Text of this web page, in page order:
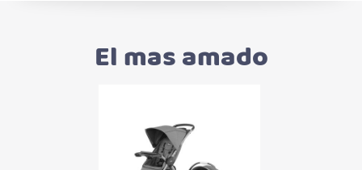
El mas amado